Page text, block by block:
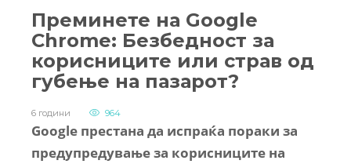
Преминете на Google
Chrome: Безбедност за
корисниците или страв од
губење на пазарот?
6 години 964
Google престана да испраќа пораки за
предупредување за корисниците на